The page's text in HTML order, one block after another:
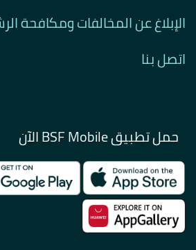
الإبلاغ عن المخالفات ومكافحة
اتصل بنا
حمل تطبيق BSF Mobile الآن